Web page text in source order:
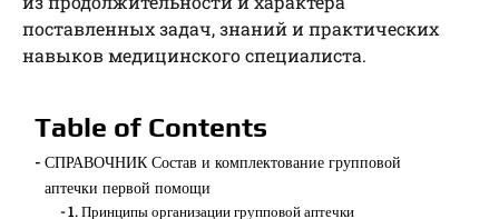
поставленных задач, знаний и практических
навыков медицинского специалиста.
Table of Contents
СПРАВОЧНИК Состав и комплектование групповой
аптечки первой помощи
1. Принципы организации групповой аптечки